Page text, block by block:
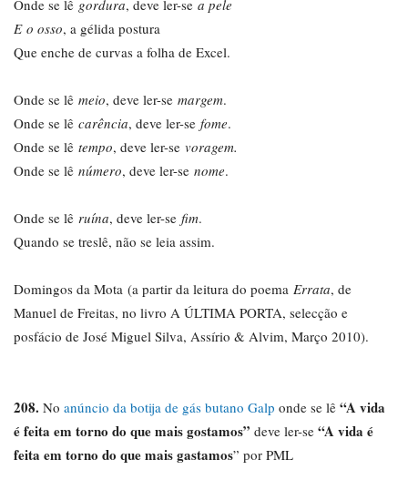
Onde se lê gordura, deve ler-se a pele
E o osso, a gélida postura
Que enche de curvas a folha de Excel.
Onde se lê meio, deve ler-se margem.
Onde se lê carência, deve ler-se fome.
Onde se lê tempo, deve ler-se voragem.
Onde se lê número, deve ler-se nome.
Onde se lê ruína, deve ler-se fim.
Quando se treslê, não se leia assim.
Domingos da Mota (a partir da leitura do poema Errata, de
Manuel de Freitas, no livro A ÚLTIMA PORTA, selecção e
posfácio de José Miguel Silva, Assírio & Alvim, Março 2010).
208. No anúncio da botija de gás butano Galp onde se lê “A vida
é feita em torno do que mais gostamos” deve ler-se “A vida é
feita em torno do que mais gastamos” por PML